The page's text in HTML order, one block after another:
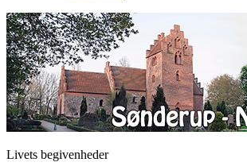
Livets begivenheder